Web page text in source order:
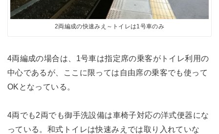
2両編成の快速みえ～トイレは1号車のみ
4両編成の場合は、1号車は指定席の乗客がトイレ利用の
中心であるが、ここに限っては自由席の乗客でも使って
OKとなっている。
4両でも2両でも御手洗設備は車椅子対応の洋式便器にな
っている。和式トイレは快速みえでは取り入れていな